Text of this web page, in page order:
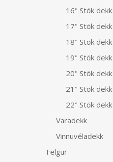
16" Stök dekk
17" Stök dekk
18" Stök dekk
19" Stök dekk
20" Stök dekk
21" Stök dekk
22" Stök dekk
Varadekk
Vinnuvéladekk
Felgur